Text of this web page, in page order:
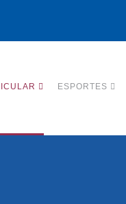
ESPORTES